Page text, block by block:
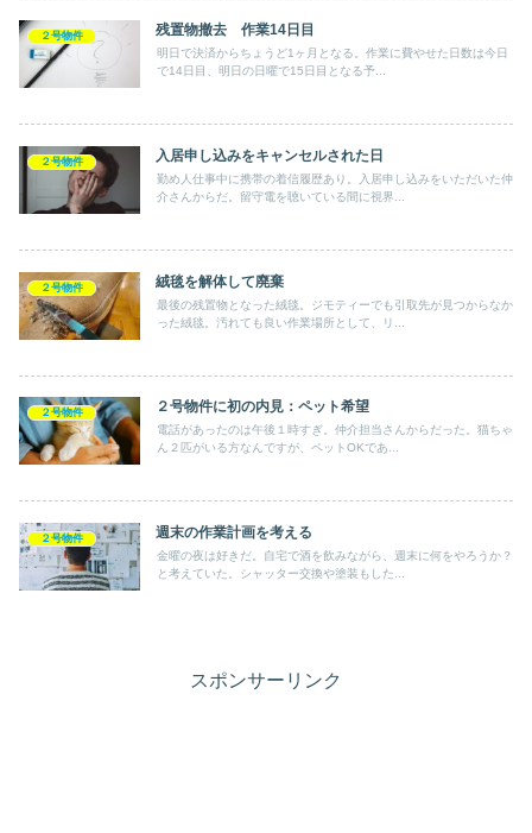
２号物件 残置物撤去 作業14日目
明日で決済からちょうど1ヶ月となる。作業に費やせた日数は今日
で14日目、明日の日曜で15日目となる予...
２号物件 入居申し込みをキャンセルされた日
勤め人仕事中に携帯の着信履歴あり。入居申し込みをいただいた仲
介さんからだ。留守電を聴いている間に視界...
２号物件 絨毯を解体して廃棄
最後の残置物となった絨毯。ジモティーでも引取先が見つからなか
った絨毯。汚れても良い作業場所として、リ...
２号物件 ２号物件に初の内見：ペット希望
電話があったのは午後１時すぎ。仲介担当さんからだった。猫ちゃ
ん２匹がいる方なんですが、ペットOKであ...
２号物件 週末の作業計画を考える
金曜の夜は好きだ。自宅で酒を飲みながら、週末に何をやろうか？
と考えていた。シャッター交換や塗装もした...
スポンサーリンク